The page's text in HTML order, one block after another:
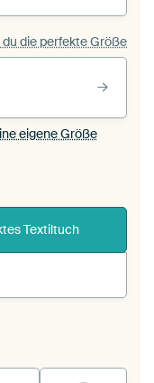
die perfekte Größe
eigene Größe
Textiltuch
Textiltuch in